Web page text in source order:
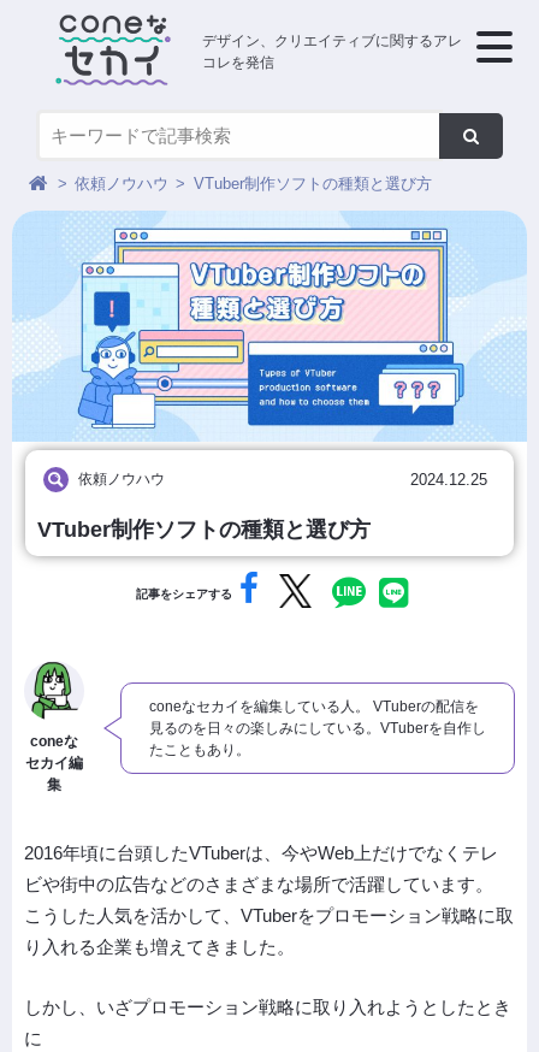
デザイン、クリエイティブに関するアレ
コレを発信
依頼ノウハウ VTuber制作ソフトの種類と選び方
依頼ノウハウ 2024.12.25
VTuber制作ソフトの種類と選び方
記事をシェアする
coneな
セカイ編
集
coneなセカイを編集している人。 VTuberの配信を
見るのを日々の楽しみにしている。VTuberを自作し
たこともあり。
2016年頃に台頭したVTuberは、今やWeb上だけでなくテレ
ビや街中の広告などのさまざまな場所で活躍しています。
こうした人気を活かして、VTuberをプロモーション戦略に取
り入れる企業も増えてきました。
しかし、いざプロモーション戦略に取り入れようとしたとき
に